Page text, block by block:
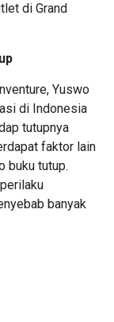
di Grand
Yuswo
di Indonesia
tutupnya
faktor lain
buku tutup.
banyak